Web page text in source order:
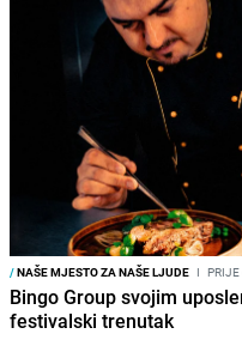
/NAŠE MJESTO ZA NAŠE LJUDE I
Bingo Group svojim
festivalski trenutak